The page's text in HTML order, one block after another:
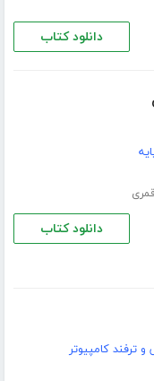
دانلود کتاب
دانلود کتاب
ترفند کامپیوتر